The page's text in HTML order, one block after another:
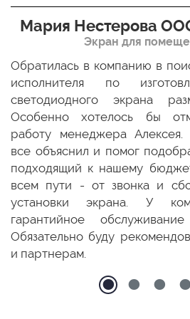
Мария Нестерова
Экран для
Обратилась в компанию в
исполнителя по
светодиодного экрана
Особенно хотелось бы
работу менеджера Алексея.
все объяснил и помог
подходящий к нашему
всем пути - от звонка и
установки экрана. У
гарантийное
Обязательно буду
и партнерам.